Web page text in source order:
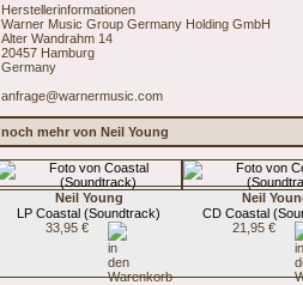
Herstellerinformationen
Warner Music Group Germany Holding GmbH
Alter Wandrahm 14
20457 Hamburg
Germany
anfrage@warnermusic.com
noch mehr von Neil Young
Neil Young
LP Coastal (Soundtrack)
33,95 €
Neil
CD Coastal
21,95 €